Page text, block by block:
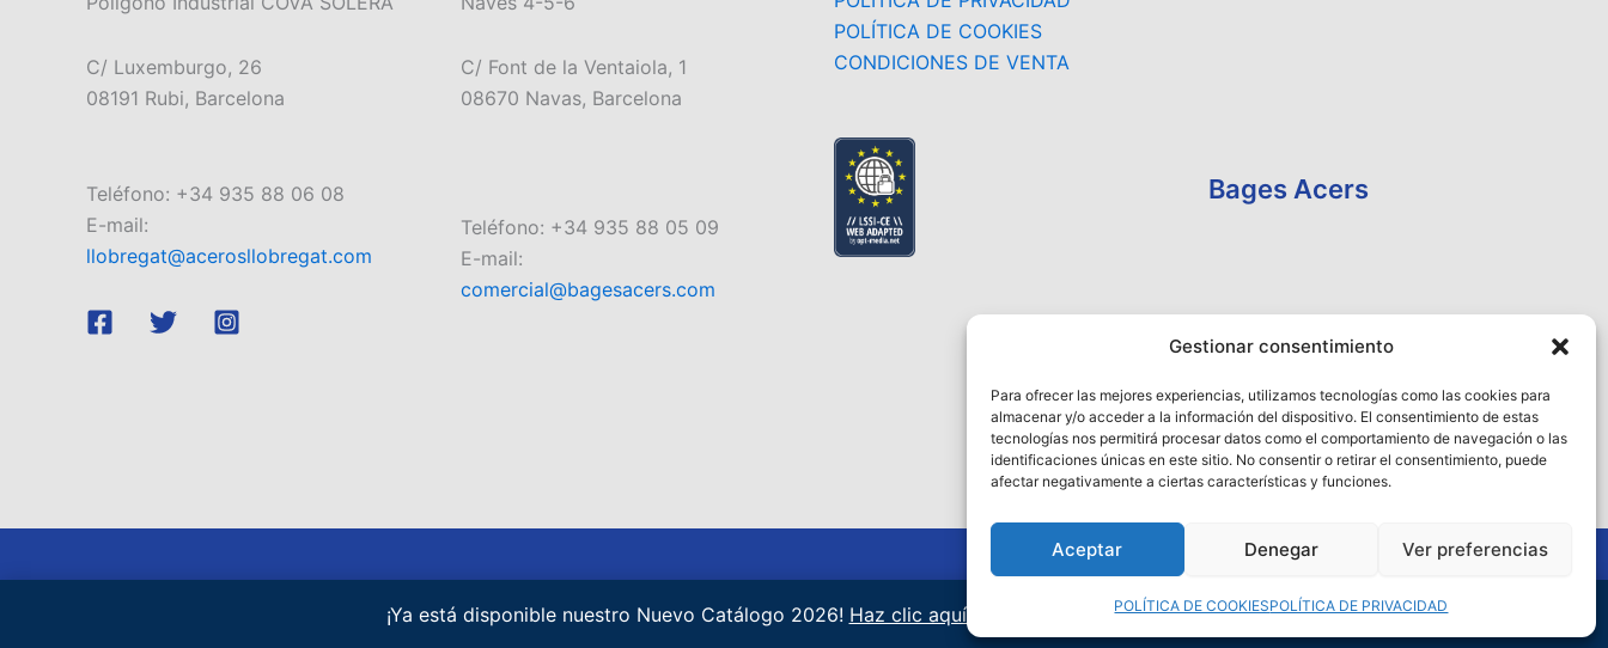
Gestionar consentimiento
Para ofrecer las mejores experiencias, utilizamos tecnologías como las cookies para
almacenar y/o acceder a la información del dispositivo. El consentimiento de estas
tecnologías nos permitirá procesar datos como el comportamiento de navegación o las
identificaciones únicas en este sitio. No consentir o retirar el consentimiento, puede
afectar negativamente a ciertas características y funciones.
Aceptar Denegar Ver preferencias
POLÍTICA DE COOKIESPOLÍTICA DE PRIVACIDAD
¡Ya está disponible nuestro Nuevo Catálogo 2026! Haz clic aquí para descargarlo Descartar
C/ Luxemburgo, 26
08191 Rubi, Barcelona
Teléfono: +34 935 88 06 08
E-mail:
llobregat@acerosllobregat.com
C/ Font de la Ventaiola, 1
08670 Navas, Barcelona
Teléfono: +34 935 88 05 09
E-mail:
comercial@bagesacers.com
POLÍTICA DE COOKIES
CONDICIONES DE VENTA
Bages Acers